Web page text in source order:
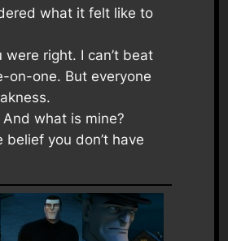
what it felt like to
were right. I can’t beat
on-one. But everyone
And what is mine?
belief you don’t have